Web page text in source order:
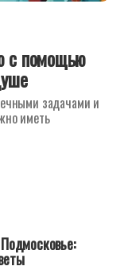
с помощью
задачами и
иметь